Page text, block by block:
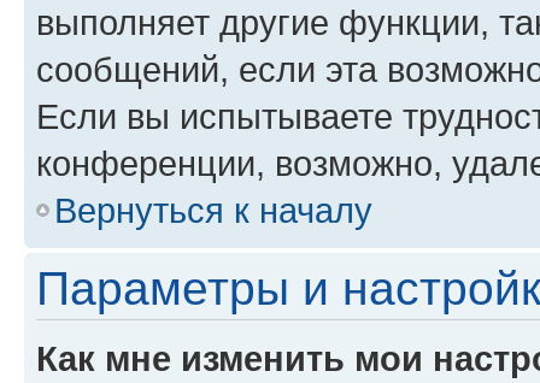
выполняет другие функции,
сообщений, если эта
Если вы испытываете
конференции, возможно,
Вернуться к началу
Параметры и
Как мне изменить мои